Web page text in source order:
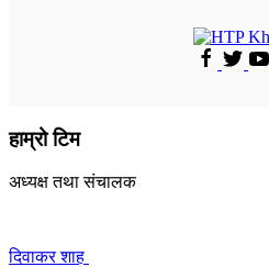
हाम्रो टिम
अध्यक्ष तथा संचालक
दिवाकर शाह